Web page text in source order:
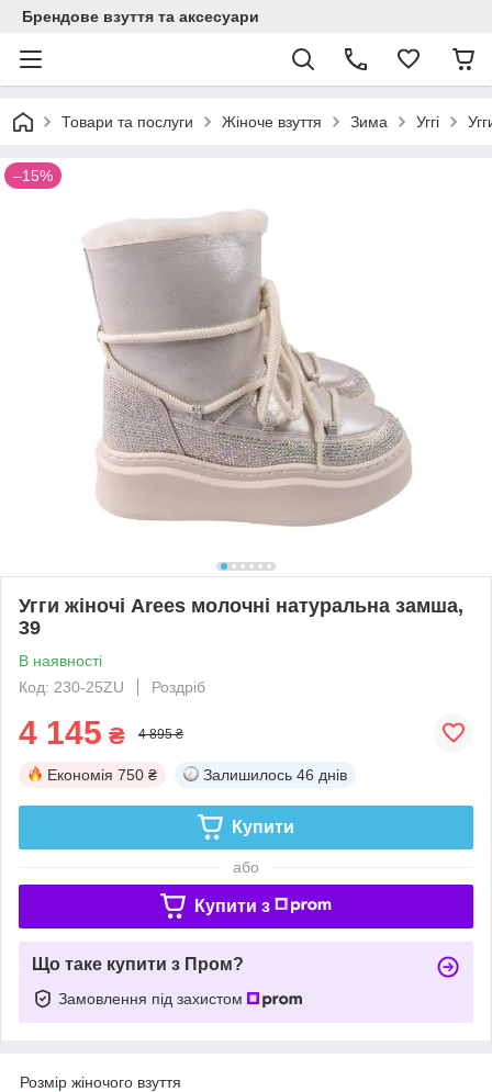
Брендове взуття та аксесуари
Товари та послуги Жіноче взуття Зима Уггі
–15%
Угги жіночі Arees молочні натуральна замша,
39
В наявності
Код: 230-25ZU
Роздріб
4 145 ₴ 4 895 ₴
Економія 750 ₴ Залишилось 46 днів
Купити
або
Купити з
Що таке купити з Пром?
Замовлення під захистом
Розмір жіночого взуття